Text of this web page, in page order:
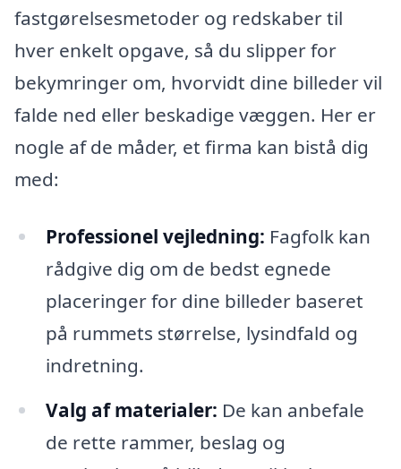
fastgørelsesmetoder og redskaber til
hver enkelt opgave, så du slipper for
bekymringer om, hvorvidt dine billeder vil
falde ned eller beskadige væggen. Her er
nogle af de måder, et firma kan bistå dig
med:
Professionel vejledning: Fagfolk kan
rådgive dig om de bedst egnede
placeringer for dine billeder baseret
på rummets størrelse, lysindfald og
indretning.
Valg af materialer: De kan anbefale
de rette rammer, beslag og